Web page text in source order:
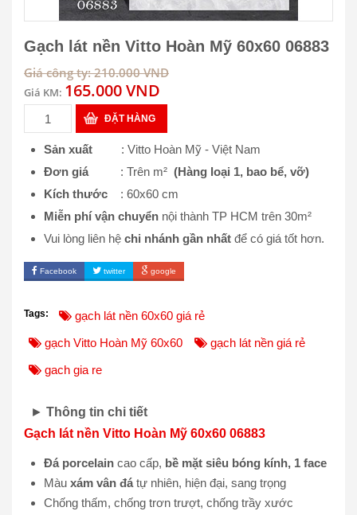
Gạch lát nền Vitto Hoàn Mỹ 60x60 06883
Giá công ty: 210.000 VND
Giá KM: 165.000 VND
ĐẶT HÀNG
Sản xuất : Vitto Hoàn Mỹ - Việt Nam
Đơn giá : Trên m² (Hàng loại 1, bao bể, vỡ)
Kích thước : 60x60 cm
Miễn phí vận chuyển nội thành TP HCM trên 30m²
Vui lòng liên hệ chi nhánh gần nhất để có giá tốt hơn.
Facebook twitter google
Tags:
gạch lát nền 60x60 giá rẻ
gạch Vitto Hoàn Mỹ 60x60
gạch lát nền giá rẻ
gach gia re
► Thông tin chi tiết
Gạch lát nền Vitto Hoàn Mỹ 60x60 06883
Đá porcelain cao cấp, bề mặt siêu bóng kính, 1 face
Màu xám vân đá tự nhiên, hiện đại, sang trọng
Chống thấm, chống trơn trượt, chống trầy xước